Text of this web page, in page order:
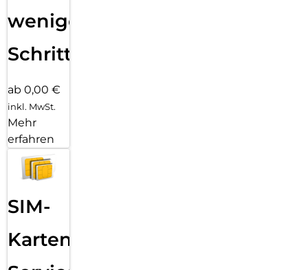
wenigen
Schritten
ab 0,00 €
inkl. MwSt.
Mehr
erfahren
SIM-
Karten